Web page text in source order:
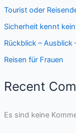
Tourist oder
Sicherheit kennt
Rückblick – Ausblick
Reisen für Frauen
Recent
Es sind keine